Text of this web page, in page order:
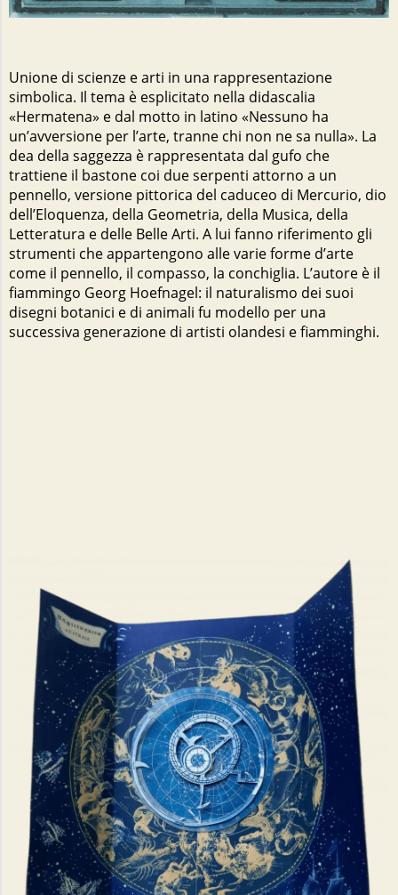
Unione di scienze e arti in una rappresentazione
simbolica. Il tema è esplicitato nella didascalia
«Hermatena» e dal motto in latino «Nessuno ha
un’avversione per l’arte, tranne chi non ne sa nulla». La
dea della saggezza è rappresentata dal gufo che
trattiene il bastone coi due serpenti attorno a un
pennello, versione pittorica del caduceo di Mercurio, dio
dell’Eloquenza, della Geometria, della Musica, della
Letteratura e delle Belle Arti. A lui fanno riferimento gli
strumenti che appartengono alle varie forme d’arte
come il pennello, il compasso, la conchiglia. L’autore è il
fiammingo Georg Hoefnagel: il naturalismo dei suoi
disegni botanici e di animali fu modello per una
successiva generazione di artisti olandesi e fiamminghi.